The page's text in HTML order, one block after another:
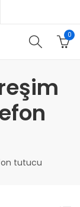
0
tutucu